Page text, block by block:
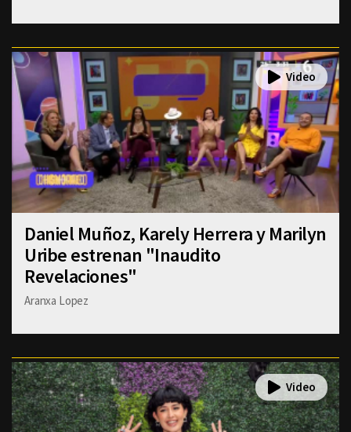
Daniel Muñoz, Karely Herrera y Marilyn
Uribe estrenan "Inaudito
Revelaciones"
Aranxa Lopez